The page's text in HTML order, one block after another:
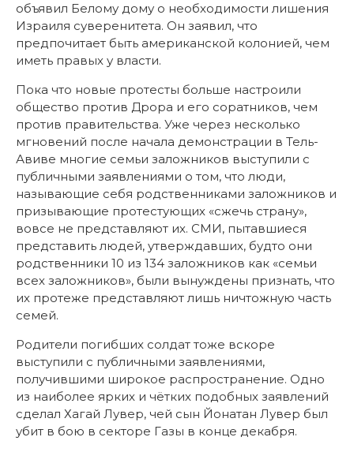
объявил Белому дому о необходимости лишения
Израиля суверенитета. Он заявил, что
предпочитает быть американской колонией, чем
иметь правых у власти.
Пока что новые протесты больше настроили
общество против Дрора и его соратников, чем
против правительства. Уже через несколько
мгновений после начала демонстрации в Тель-
Авиве многие семьи заложников выступили с
публичными заявлениями о том, что люди,
называющие себя родственниками заложников и
призывающие протестующих «сжечь страну»,
вовсе не представляют их. СМИ, пытавшиеся
представить людей, утверждавших, будто они
родственники 10 из 134 заложников как «семьи
всех заложников», были вынуждены признать, что
их протеже представляют лишь ничтожную часть
семей.
Родители погибших солдат тоже вскоре
выступили с публичными заявлениями,
получившими широкое распространение. Одно
из наиболее ярких и чётких подобных заявлений
сделал Хагай Лувер, чей сын Йонатан Лувер был
убит в бою в секторе Газы в конце декабря.